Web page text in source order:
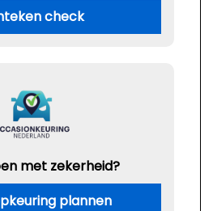
check
met zekerheid?
plannen